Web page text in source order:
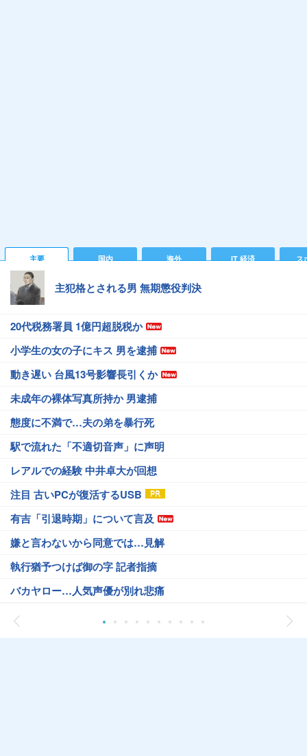
主要 国内 海外 IT 経済 ス
主犯格とされる男 無期懲役判決
20代税務署員 1億円超脱税か
小学生の女の子にキス 男を逮捕
動き遅い 台風13号影響長引くか
未成年の裸体写真所持か 男逮捕
態度に不満で…夫の弟を暴行死
駅で流れた「不適切音声」に声明
レアルでの経験 中井卓大が回想
注目 古いPCが復活するUSB
有吉「引退時期」について言及
嫌と言わないから同意では…見解
執行猶予つけば御の字 記者指摘
バカヤロー…人気声優が別れ悲痛